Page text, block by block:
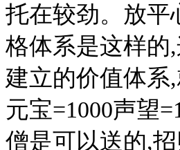
托在较劲。放平
格体系是这样的
建立的价值体系
元宝=1000声望
僧是可以送的,